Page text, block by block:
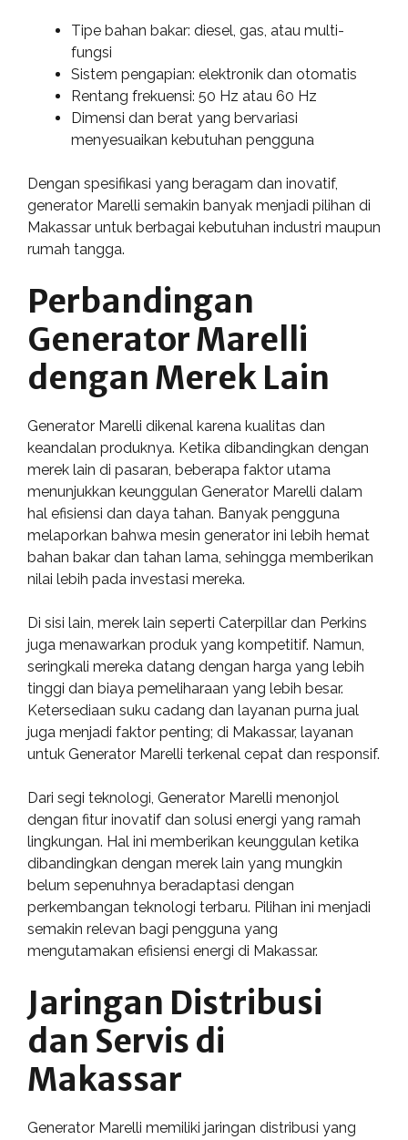
Tipe bahan bakar: diesel, gas, atau multi-
fungsi
Sistem pengapian: elektronik dan otomatis
Rentang frekuensi: 50 Hz atau 60 Hz
Dimensi dan berat yang bervariasi
menyesuaikan kebutuhan pengguna
Dengan spesifikasi yang beragam dan inovatif,
generator Marelli semakin banyak menjadi pilihan di
Makassar untuk berbagai kebutuhan industri maupun
rumah tangga.
Perbandingan
Generator Marelli
dengan Merek Lain
Generator Marelli dikenal karena kualitas dan
keandalan produknya. Ketika dibandingkan dengan
merek lain di pasaran, beberapa faktor utama
menunjukkan keunggulan Generator Marelli dalam
hal efisiensi dan daya tahan. Banyak pengguna
melaporkan bahwa mesin generator ini lebih hemat
bahan bakar dan tahan lama, sehingga memberikan
nilai lebih pada investasi mereka.
Di sisi lain, merek lain seperti Caterpillar dan Perkins
juga menawarkan produk yang kompetitif. Namun,
seringkali mereka datang dengan harga yang lebih
tinggi dan biaya pemeliharaan yang lebih besar.
Ketersediaan suku cadang dan layanan purna jual
juga menjadi faktor penting; di Makassar, layanan
untuk Generator Marelli terkenal cepat dan responsif.
Dari segi teknologi, Generator Marelli menonjol
dengan fitur inovatif dan solusi energi yang ramah
lingkungan. Hal ini memberikan keunggulan ketika
dibandingkan dengan merek lain yang mungkin
belum sepenuhnya beradaptasi dengan
perkembangan teknologi terbaru. Pilihan ini menjadi
semakin relevan bagi pengguna yang
mengutamakan efisiensi energi di Makassar.
Jaringan Distribusi
dan Servis di
Makassar
Generator Marelli memiliki jaringan distribusi yang